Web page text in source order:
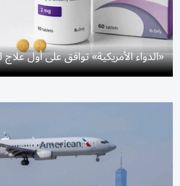
«الدواء الأمريكية» توافق على أول علاج